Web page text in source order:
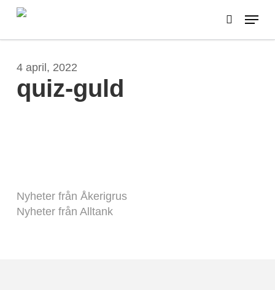
Skip
main
search
Menu
4 april, 2022
quiz-guld
Nyheter från Åkerigrus
Nyheter från Alltank